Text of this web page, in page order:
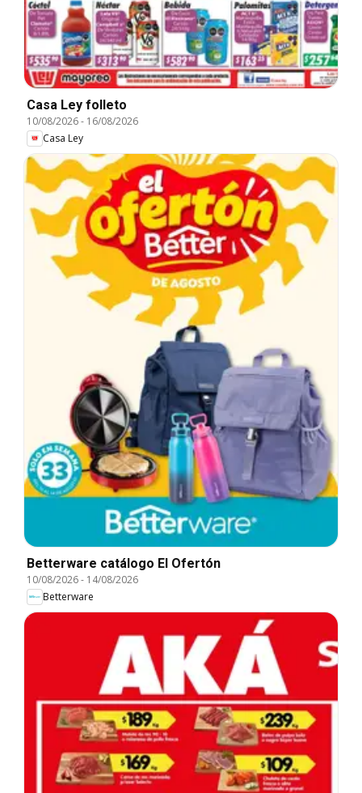
Casa Ley folleto
10/08/2026- 16/08/2026
Casa Ley
Betterware catálogo El Ofertón
10/08/2026- 14/08/2026
Betterware